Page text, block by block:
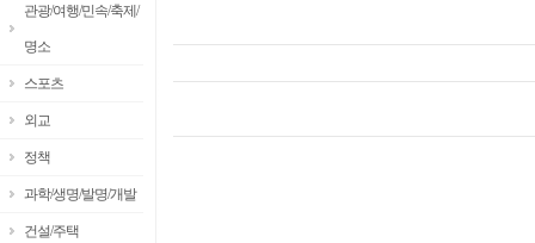
관광/여행/민속/축제/
명소
스포츠
외교
정책
과학/생명/발명/개발
건설/주택